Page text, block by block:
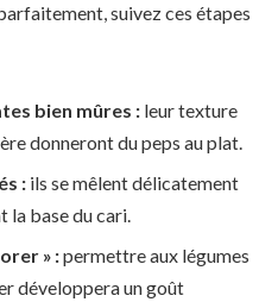
suivez ces étapes
bien mûres : leur texture
donneront du peps au plat.
: ils se mêlent délicatement
la base du cari.
» :permettre aux légumes
développera un goût